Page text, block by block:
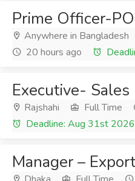
Prime Officer-PO
Anywhere in Bangladesh
20 hours ago
Executive-
Rajshahi Full Time
Deadline: Aug 31st 2026
Manager –